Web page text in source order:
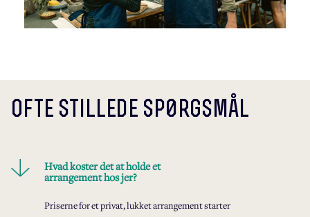
ofte stillede sp0rgsmål
Hvad koster det at holde et
arrangement hos jer?
Priserne for et privat, lukket arrangement starter